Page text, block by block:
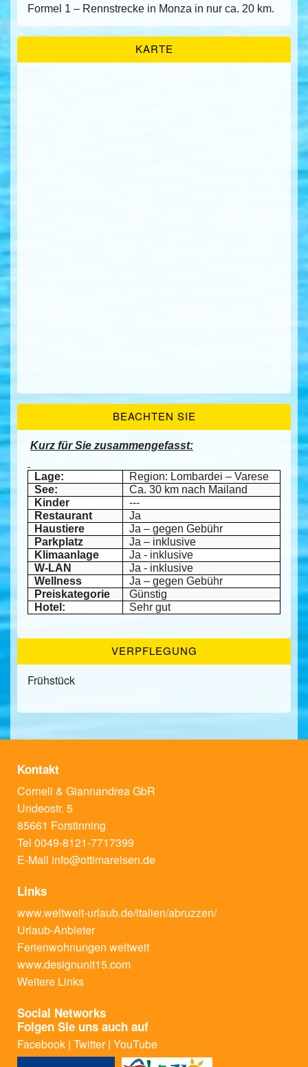
Formel 1 – Rennstrecke in Monza in nur ca. 20 km.
KARTE
BEACHTEN SIE
Kurz für Sie zusammengefasst:
Lage:
Region: Lombardei – Varese
See:
Ca. 30 km nach Mailand
Kinder
---
Restaurant
Ja
Haustiere
Ja – gegen Gebühr
Parkplatz
Ja – inklusive
Klimaanlage
Ja - inklusive
W-LAN
Ja - inklusive
Wellness
Ja – gegen Gebühr
Preiskategorie
Günstig
Hotel:
Sehr gut
VERPFLEGUNG
Frühstück
Kontakt
Corneli & Giannandrea GbR
Undeostr. 5
85661 Forstinning
Tel 0049-8121-7717399
E-Mail info@ottimareisen.de
Links
www.weltweit-urlaub.de/italien/abruzzen/
Urlaub-Anbieter
Ferienwohnungen weltweit
www.designunit15.com
Weitere Links
Social Networks
Folgen Sie uns auch auf
Facebook | Twitter| YouTube